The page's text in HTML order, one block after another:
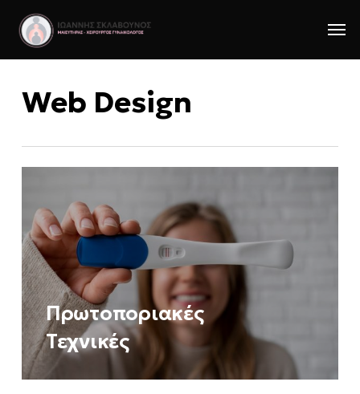
Skip
main
content
Web Design
Πρωτοποριακές
Τεχνικές